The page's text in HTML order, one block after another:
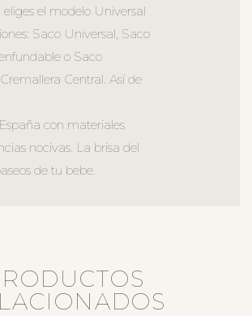
eliges el modelo Universal
Saco Universal, Saco
o Saco
Central. Así de
con materiales
nocivas. La brisa del
de tu bebe.